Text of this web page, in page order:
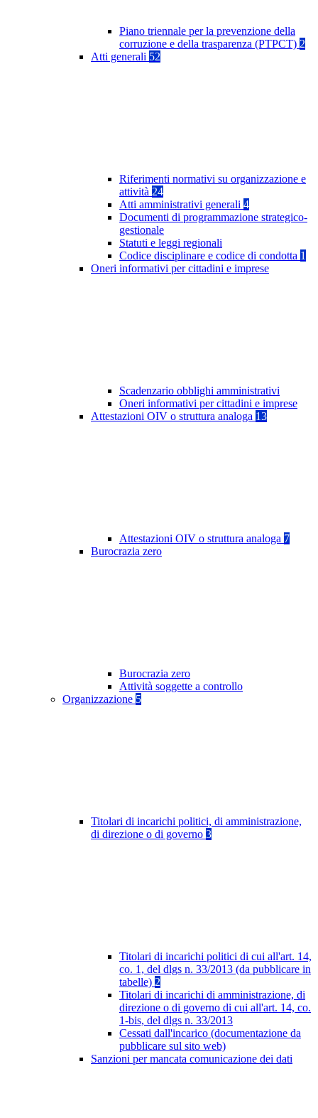
Piano triennale per la prevenzione della
corruzione e della trasparenza (PTPCT) 2
Atti generali 52
Riferimenti normativi su organizzazione e
attività 24
Atti amministrativi generali 4
Documenti di programmazione strategico-
gestionale
Statuti e leggi regionali
Codice disciplinare e codice di condotta 1
Oneri informativi per cittadini e imprese
Scadenzario obblighi amministrativi
Oneri informativi per cittadini e imprese
Attestazioni OIV o struttura analoga 13
Attestazioni OIV o struttura analoga 7
Burocrazia zero
Burocrazia zero
Attività soggette a controllo
Organizzazione 5
Titolari di incarichi politici, di amministrazione,
di direzione o di governo 3
Titolari di incarichi politici di cui all'art. 14,
co. 1, del dlgs n. 33/2013 (da pubblicare in
tabelle) 2
Titolari di incarichi di amministrazione, di
direzione o di governo di cui all'art. 14, co.
1-bis, del dlgs n. 33/2013
Cessati dall'incarico (documentazione da
pubblicare sul sito web)
Sanzioni per mancata comunicazione dei dati